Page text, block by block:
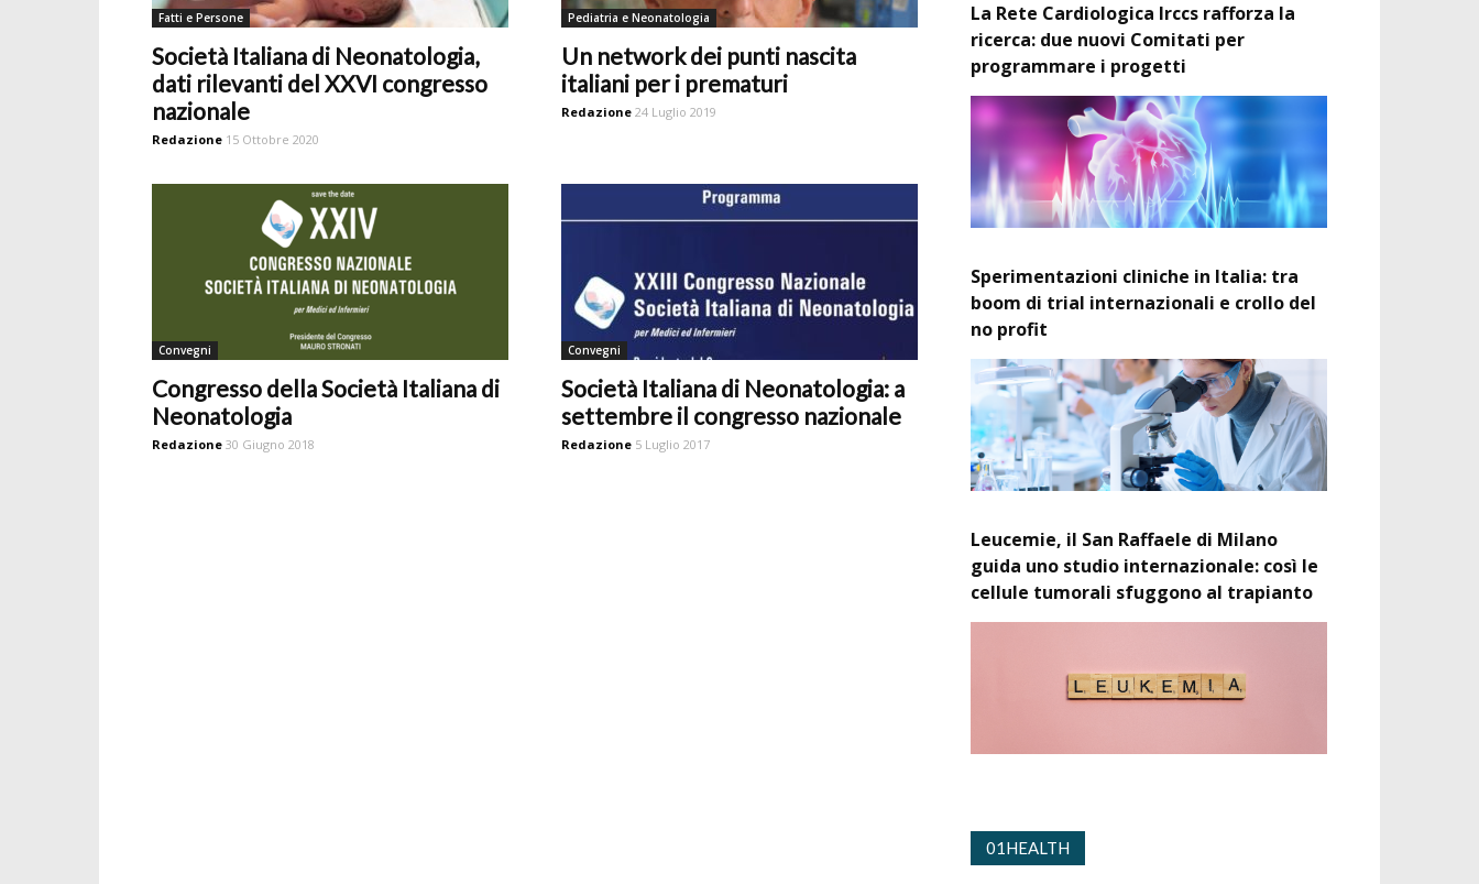
Fatti e Persone
Società Italiana di Neonatologia,
dati rilevanti del XXVI congresso
nazionale
Redazione 15 Ottobre 2020
Pediatria e Neonatologia
Un network dei punti nascita
italiani per i prematuri
Redazione 24 Luglio 2019
Convegni
Congresso della Società Italiana di
Neonatologia
Redazione 30 Giugno 2018
Convegni
Società Italiana di Neonatologia: a
settembre il congresso nazionale
Redazione 5 Luglio 2017
La Rete Cardiologica Irccs rafforza la
ricerca: due nuovi Comitati per
programmare i progetti
Sperimentazioni cliniche in Italia: tra
boom di trial internazionali e crollo del
no profit
Leucemie, il San Raffaele di Milano
guida uno studio internazionale: così le
cellule tumorali sfuggono al trapianto
01HEALTH